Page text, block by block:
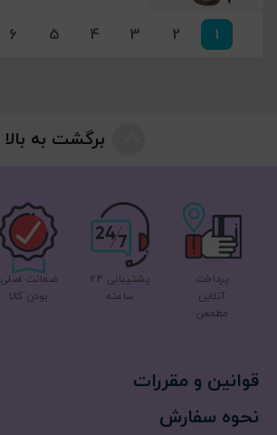
1
2
3
4
5
6
برگشت به بالا
پرداخت
آنلاین
مطمعن
پشتیبانی 24
ساعته
ضمانت اصلی
بودن کالا
قوانین و مقررات
نحوه سفارش